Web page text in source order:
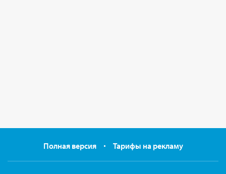
Полная версия Тарифы на рекламу